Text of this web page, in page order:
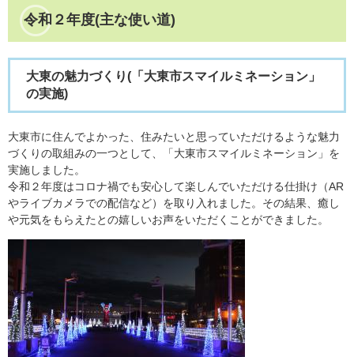
令和２年度(主な使い道)
大東の魅力づくり(「大東市スマイルミネーション」
の実施)
大東市に住んでよかった、住みたいと思っていただけるような魅力
づくりの取組みの一つとして、「大東市スマイルミネーション」を
実施しました。
令和２年度はコロナ禍でも安心して楽しんでいただける仕掛け（AR
やライブカメラでの配信など）を取り入れました。その結果、癒し
や元気をもらえたとの嬉しいお声をいただくことができました。